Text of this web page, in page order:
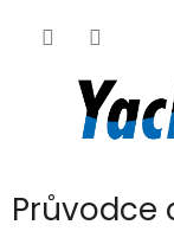
Průvodce